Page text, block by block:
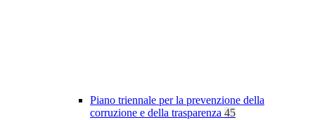
Piano triennale per la prevenzione della
corruzione e della trasparenza 45